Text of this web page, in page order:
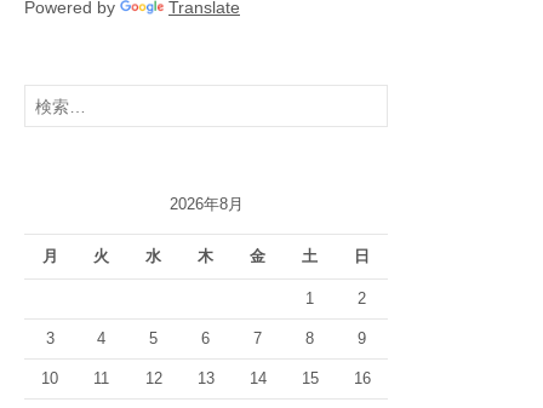
Powered by Translate
検
索:
2026年8月
月 火 水 木 金 土 日
1 2
3 4 5 6 7 8 9
10 11 12 13 14 15 16